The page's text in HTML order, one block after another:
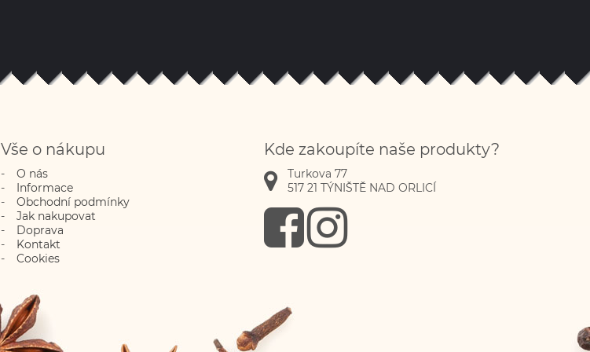
Vše o nákupu
O nás
Informace
Obchodní podmínky
Jak nakupovat
Doprava
Kontakt
Cookies
Kde zakoupíte naše produkty?
Turkova 77
517 21 TÝNIŠTĚ NAD ORLICÍ